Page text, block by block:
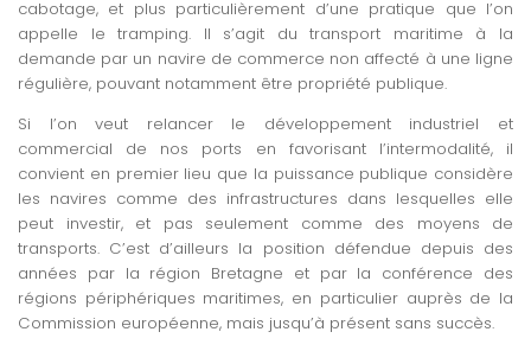
cabotage, et plus particulièrement d’une pratique que l’on
appelle le tramping. Il s’agit du transport maritime à la
demande par un navire de commerce non affecté à une ligne
régulière, pouvant notamment être propriété publique.
Si l’on veut relancer le développement industriel et
commercial de nos ports en favorisant l’intermodalité, il
convient en premier lieu que la puissance publique considère
les navires comme des infrastructures dans lesquelles elle
peut investir, et pas seulement comme des moyens de
transports. C’est d’ailleurs la position défendue depuis des
années par la région Bretagne et par la conférence des
régions périphériques maritimes, en particulier auprès de la
Commission européenne, mais jusqu’à présent sans succès.